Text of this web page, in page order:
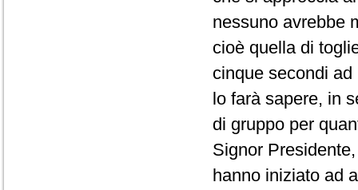
nessuno avrebbe
cioè quella di
cinque secondi
lo farà sapere, in
di gruppo per
Signor
hanno iniziato ad